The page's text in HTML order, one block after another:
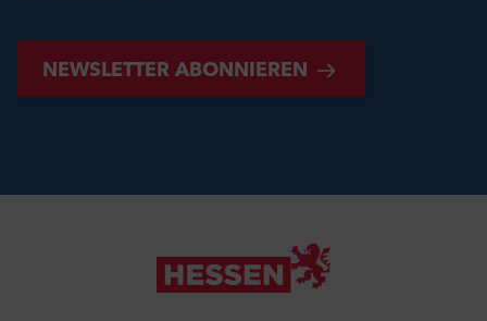
NEWSLETTER ABONNIEREN